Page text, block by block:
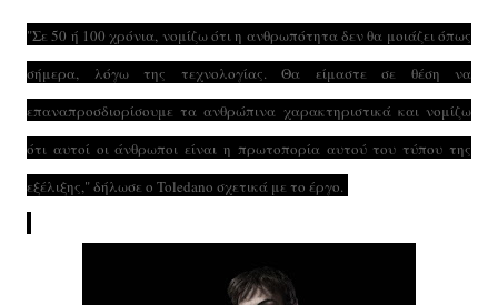
"Σε 50 ή 100 χρόνια, νομίζω ότι η ανθρωπότητα δεν θα μοιάζει όπως
σήμερα, λόγω της τεχνολογίας. Θα είμαστε σε θέση να
επαναπροσδιορίσουμε τα ανθρώπινα χαρακτηριστικά και νομίζω
ότι αυτοί οι άνθρωποι είναι η πρωτοπορία αυτού του τύπου της
εξέλιξης," δήλωσε ο Toledano σχετικά με το έργο.